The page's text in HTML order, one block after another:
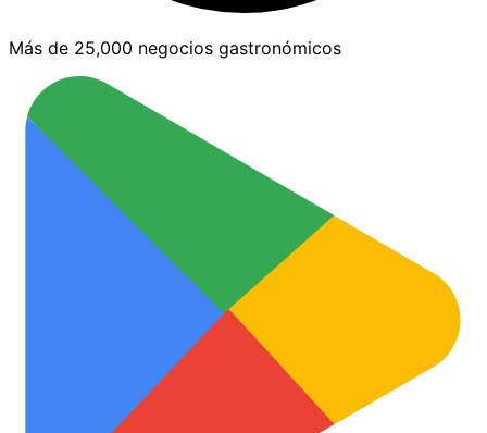
Más de 25,000 negocios gastronómicos